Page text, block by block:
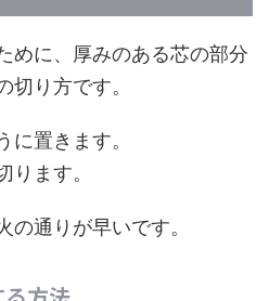
めに、厚みのある芯の部分
切り方です。
に置きます。
ります。
の通りが早いです。